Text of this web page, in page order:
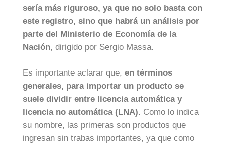
sería más riguroso, ya que no solo basta con
este registro, sino que habrá un análisis por
parte del Ministerio de Economía de la
Nación, dirigido por Sergio Massa.
Es importante aclarar que, en términos
generales, para importar un producto se
suele dividir entre licencia automática y
licencia no automática (LNA). Como lo indica
su nombre, las primeras son productos que
ingresan sin trabas importantes, ya que como